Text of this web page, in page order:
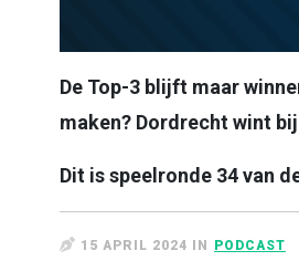
De Top-3 blijft maar
maken? Dordrecht wint
Dit is speelronde 34 van
15 APRIL 2024 IN PODCAST